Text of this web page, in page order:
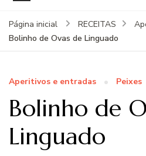
Página inicial RECEITAS
Bolinho de Ovas de Linguado
Aperitivos e entradas Peixes
Bolinho de
Linguado